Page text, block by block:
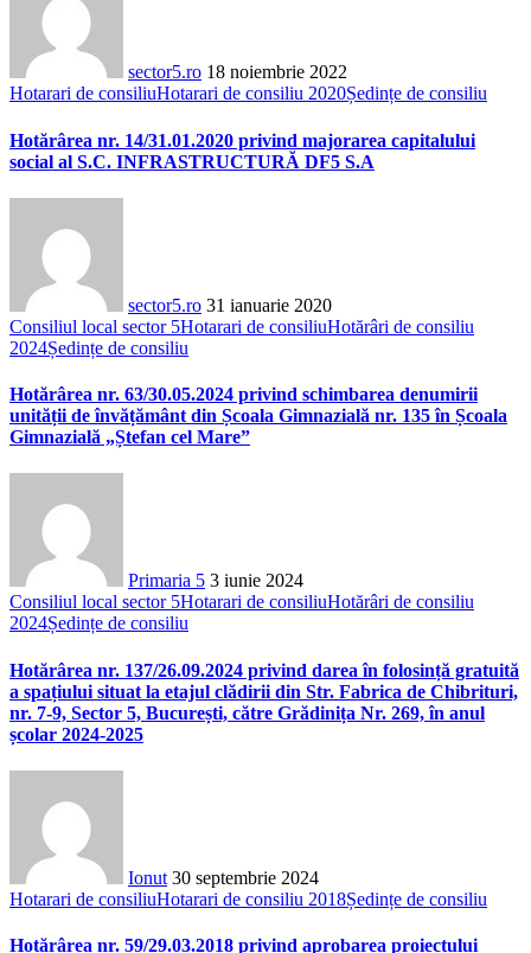
sector5.ro 18 noiembrie 2022
Hotarari de consiliuHotarari de consiliu 2020Ședințe de consiliu
Hotărârea nr. 14/31.01.2020 privind majorarea capitalului
social al S.C. INFRASTRUCTURĂ DF5 S.A
sector5.ro 31 ianuarie 2020
Consiliul local sector 5Hotarari de consiliuHotărâri de consiliu
2024Ședințe de consiliu
Hotărârea nr. 63/30.05.2024 privind schimbarea denumirii
unității de învățământ din Școala Gimnazială nr. 135 în Școala
Gimnazială „Ștefan cel Mare”
Primaria 5 3 iunie 2024
Consiliul local sector 5Hotarari de consiliuHotărâri de consiliu
2024Ședințe de consiliu
Hotărârea nr. 137/26.09.2024 privind darea în folosință gratuită
a spațiului situat la etajul clădirii din Str. Fabrica de Chibrituri,
nr. 7-9, Sector 5, București, către Grădinița Nr. 269, în anul
școlar 2024-2025
Ionut 30 septembrie 2024
Hotarari de consiliuHotarari de consiliu 2018Ședințe de consiliu
Hotărârea nr. 59/29.03.2018 privind aprobarea proiectului